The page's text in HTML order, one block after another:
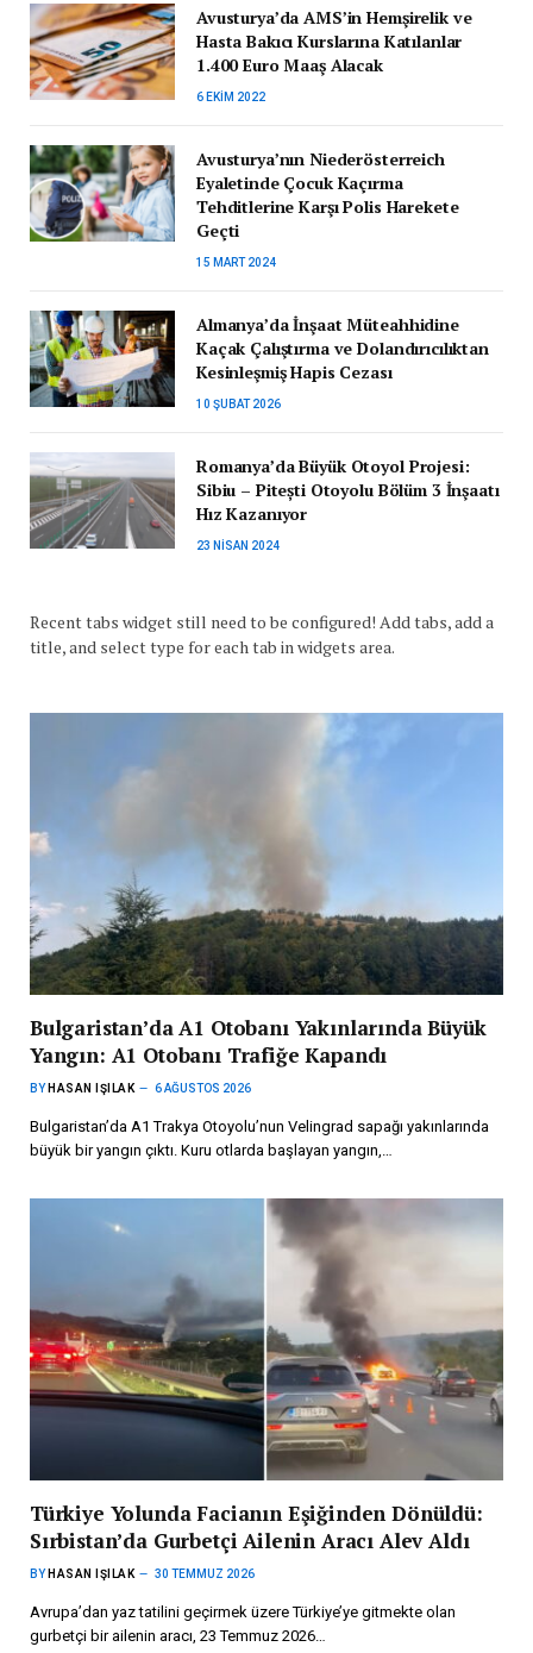
Avusturya’da AMS’in Hemşirelik ve
Hasta Bakıcı Kurslarına Katılanlar
1.400 Euro Maaş Alacak
6 EKIM 2022
Avusturya’nın Niederösterreich
Eyaletinde Çocuk Kaçırma
Tehditlerine Karşı Polis Harekete
Geçti
15 MART 2024
Almanya’da İnşaat Müteahhidine
Kaçak Çalıştırma ve Dolandırıcılıktan
Kesinleşmiş Hapis Cezası
10 ŞUBAT 2026
Romanya’da Büyük Otoyol Projesi:
Sibiu – Pitești Otoyolu Bölüm 3 İnşaatı
Hız Kazanıyor
23 NISAN 2024
Recent tabs widget still need to be configured! Add tabs, add a
title, and select type for each tab in widgets area.
Bulgaristan’da A1 Otobanı Yakınlarında Büyük
Yangın: A1 Otobanı Trafiğe Kapandı
BY HASAN IŞILAK 6 AĞUSTOS 2026
Bulgaristan’da A1 Trakya Otoyolu’nun Velingrad sapağı yakınlarında
büyük bir yangın çıktı. Kuru otlarda başlayan yangın,…
Türkiye Yolunda Facianın Eşiğinden Dönüldü:
Sırbistan’da Gurbetçi Ailenin Aracı Alev Aldı
BY HASAN IŞILAK 30 TEMMUZ 2026
Avrupa’dan yaz tatilini geçirmek üzere Türkiye’ye gitmekte olan
gurbetçi bir ailenin aracı, 23 Temmuz 2026…